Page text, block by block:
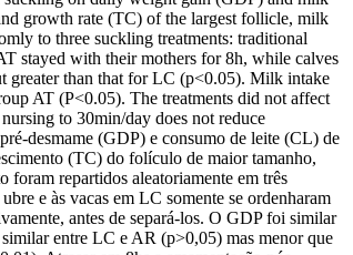
growth rate (TC) of the largest follicle, milk
to three suckling treatments: traditional
stayed with their mothers for 8h, while calves
greater than that for LC (p<0.05). Milk intake
AT (P<0.05). The treatments did not affect
to 30min/day does not reduce
desmame (GDP) e consumo de leite (CL) de
(TC) do folículo de maior tamanho,
foram repartidos aleatoriamente em três
e às vacas em LC somente se ordenharam
antes de separá-los. O GDP foi similar
entre LC e AR (p>0,05) mas menor que